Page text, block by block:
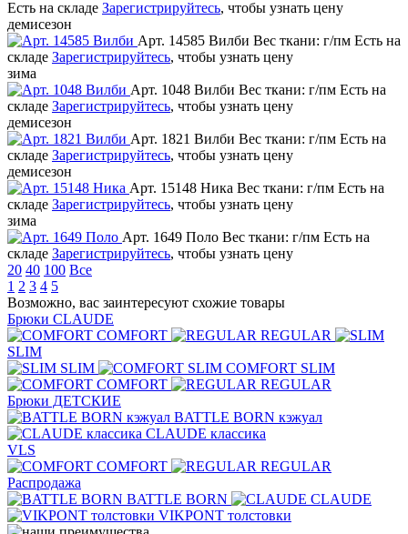
Есть на складе Зарегистрируйтесь, чтобы узнать цену
демисезон
Арт. 14585 Вилби Вес ткани: г/пм Есть на
складе Зарегистрируйтесь, чтобы узнать цену
зима
Арт. 1048 Вилби Вес ткани: г/пм Есть на
складе Зарегистрируйтесь, чтобы узнать цену
демисезон
Арт. 1821 Вилби Вес ткани: г/пм Есть на
складе Зарегистрируйтесь, чтобы узнать цену
демисезон
Арт. 15148 Ника Вес ткани: г/пм Есть на
складе Зарегистрируйтесь, чтобы узнать цену
зима
Арт. 1649 Поло Вес ткани: г/пм Есть на
складе Зарегистрируйтесь, чтобы узнать цену
20 40 100 Все
1 2 3 4 5
Возможно, вас заинтересуют схожие товары
Брюки CLAUDE
COMFORT
REGULAR
SLIM
SLIM
COMFORT SLIM
COMFORT
REGULAR
Брюки ДЕТСКИЕ
BATTLE BORN кэжуал
CLAUDE классика
VLS
COMFORT
REGULAR
Распродажа
BATTLE BORN
CLAUDE
VIKPONT толстовки